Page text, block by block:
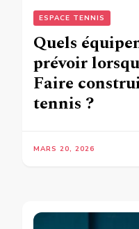
ESPACE TENNIS
Quels
prévoir
Faire
tennis ?
MARS 20, 2026